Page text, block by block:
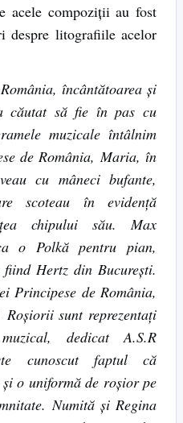
acele compoziţii au fost
despre litografiile acelor
încântătoarea și
căutat săfie în pas cu
muzicale întâlnim
de România, Maria, în
cu mâneci bufante,
scoteau în evidență
chipului său. Max
o Polkă pentru pian,
Hertz din București.
Principese de România,
sunt reprezentați
dedicat A.S.R
cunoscut faptul că
o uniformă de roșior pe
Numită și Regina